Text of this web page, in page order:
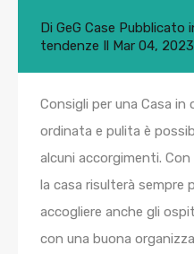
Di GeG Case Pubblicato
tendenze Il Mar 04, 2023
Consigli per una Casa in
ordinata e pulita è
alcuni accorgimenti.
la casa risulterà sempre
accogliere anche gli
con una buona